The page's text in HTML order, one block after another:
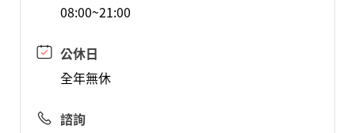
08:00~21:00
公休日
全年無休
諮詢